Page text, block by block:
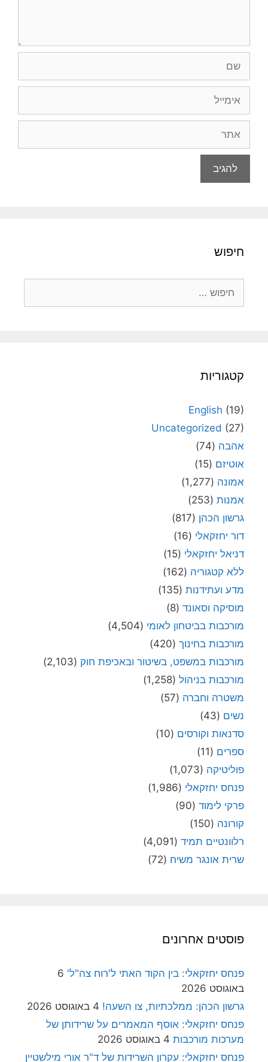
חיפוש
קטגוריות
English (19)
Uncategorized (27)
אהבה (74)
אוטיזם (15)
אמונה (1,277)
אמנות (253)
גרשון הכהן (817)
דור יחזקאלי (16)
דניאל יחזקאלי (15)
ללא קטגוריה (162)
מדע ועתידנות (135)
מוסיקה וסאונד (8)
מורכבות בביטחון לאומי (4,504)
מורכבות בחינוך (420)
מורכבות במשפט, בשיטור ובאכיפת חוק (2,103)
מורכבות בניהול (1,258)
משטרה וחברה (57)
נשים (43)
סדנאות וקורסים (10)
ספרים (11)
פוליטיקה (1,073)
פנחס יחזקאלי (1,986)
פרקי לימוד (90)
קורונה (150)
רלוונטיים תמיד (4,091)
שרית אונגר משיח (72)
פוסטים אחרונים
פנחס יחזקאלי: בין הקוד האתי ל'רוח צה"ל' 6
באוגוסט 2026
גרשון הכהן: ממלכתיות, צו השעה! 4 באוגוסט 2026
פנחס יחזקאלי: אוסף המאמרים על שרידותן של
מערכות מורכבות 4 באוגוסט 2026
פנחס יחזקאלי: עקרון השרידות של ד"ר אורי מילשטיין